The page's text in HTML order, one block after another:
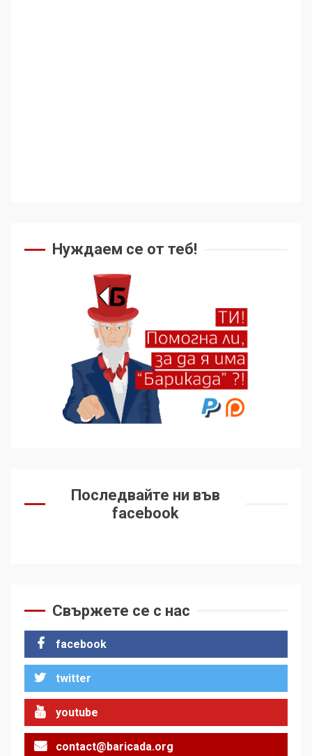
Нуждаем се от теб!
Последвайте ни във
facebook
Свържете се с нас
facebook
twitter
youtube
contact@baricada.org